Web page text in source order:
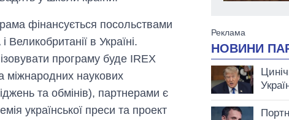
фінансується посольствами
Великобританії в Україні.
програму буде IREX
міжнародних наукових
та обмінів), партнерами є
української преси та проект